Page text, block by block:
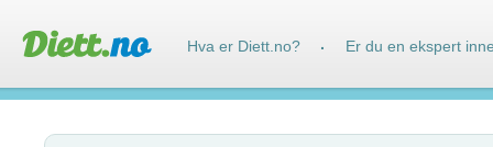
Hva er Diett.no? · Er du en ekspert